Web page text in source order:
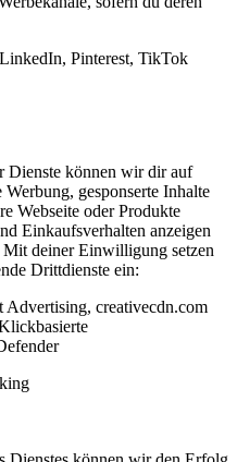
Pinterest, TikTok
Dienste können wir dir auf
Werbung, gesponserte Inhalte
Webseite oder Produkte
Einkaufsverhalten anzeigen
deiner Einwilligung setzen
Drittdienste ein:
creativecdn.com